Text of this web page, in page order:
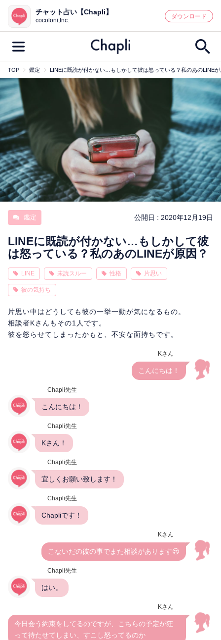
鑑定記事・占い師検索
最新記事一覧
人気記事一覧
カテゴリー別
鑑定 占い師 キャンペーン
キーワード別
彼の気持ち 恋の行方 時期
今週の運勢 彼氏 片思い 結婚
相性
チャット占い【Chapli】
cocoloni,Inc.
ダウンロード
TOP 鑑定 LINEに既読が付かない…もしかして彼は怒っている？私のあのLINEが
鑑定 公開日 : 2020年12月19日
LINEに既読が付かない…もしかして彼
は怒っている？私のあのLINEが原因？
LINE 未読スルー 性格 片思い
彼の気持ち
片思い中はどうしても彼の一挙一動が気になるもの。
相談者Kさんもその1人です。
彼を怒らせてしまったかもと、不安な面持ちです。
Kさん
こんにちは！
Chapli先生
こんにちは！
Chapli先生
Kさん！
Chapli先生
宜しくお願い致します！
Chapli先生
Chapliです！
Kさん
こないだの彼の事でまた相談があります😢
Chapli先生
はい。
Kさん
今日会う約束をしてるのですが、こちらの予定が狂
って待たせてしまい、すこし怒ってるのか